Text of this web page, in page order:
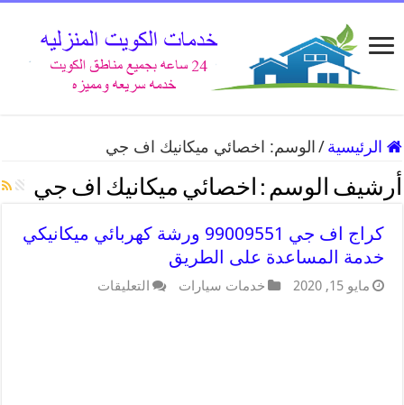
الرئيسية / الوسم: اخصائي ميكانيك اف جي
أرشيف الوسم : اخصائي ميكانيك اف جي
كراج اف جي 99009551 ورشة كهربائي ميكانيكي
خدمة المساعدة على الطريق
مايو 15, 2020 خدمات سيارات التعليقات